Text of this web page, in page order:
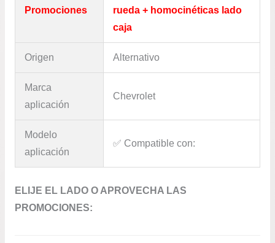
Promociones
rueda + homocinéticas lado
caja
Origen Alternativo
Marca
aplicación
Chevrolet
Modelo
aplicación
✅​ Compatible con:
ELIJE EL LADO O APROVECHA LAS
PROMOCIONES: